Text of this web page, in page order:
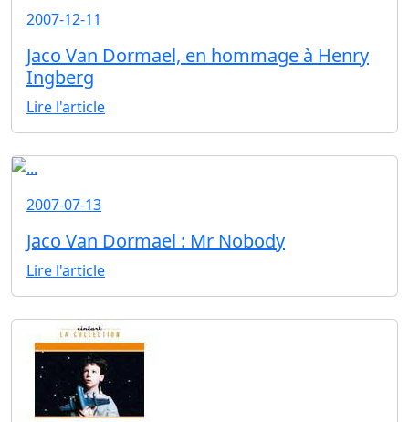
2007-12-11
Jaco Van Dormael, en hommage à Henry
Ingberg
Lire l'article
2007-07-13
Jaco Van Dormael : Mr Nobody
Lire l'article